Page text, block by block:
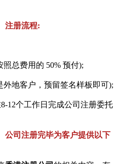
册流程:
总费用的 50% 预付);
地客户，预留签名样板即可);
个工作日完成公司注册委托
司注册完毕为客户提供以下